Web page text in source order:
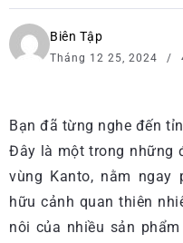
Biên Tập
Tháng 12 25, 2024
Bạn đã từng nghe đến
Đây là một trong những
vùng Kanto, nằm ngay
hữu cảnh quan thiên
nôi của nhiều sản